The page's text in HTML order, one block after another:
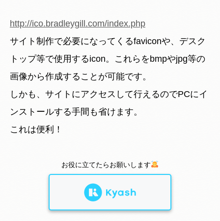
http://ico.bradleygill.com/index.php
サイト制作で必要になってくるfaviconや、デスク
トップ等で使用するicon。これらをbmpやjpg等の
画像から作成することが可能です。
しかも、サイトにアクセスして行えるのでPCにイ
ンストールする手間も省けます。
これは便利！
お役に立てたらお願いします